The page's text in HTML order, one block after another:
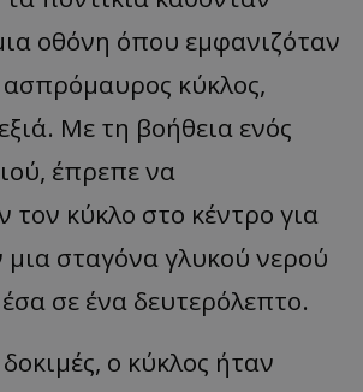
οθόνη όπου εμφανιζόταν
ασπρόμαυρος κύκλος,
Με τη βοήθεια ενός
έπρεπε να
τον κύκλο στο κέντρο για
μια σταγόνα γλυκού νερού
σε ένα δευτερόλεπτο.
ο κύκλος ήταν